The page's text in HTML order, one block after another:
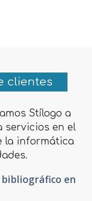
clientes
Stílogo a
servicios en el
la informática
en